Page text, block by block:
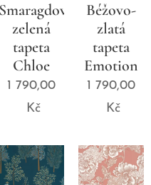
Smaragdově
zelená
tapeta
Chloe
1 790,00
Kč
Béžovo-
zlatá
tapeta
Emotion
1 790,00
Kč